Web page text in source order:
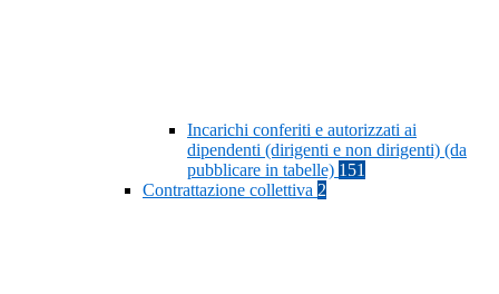
Incarichi conferiti e autorizzati ai
dipendenti (dirigenti e non dirigenti) (da
pubblicare in tabelle) 151
Contrattazione collettiva 2